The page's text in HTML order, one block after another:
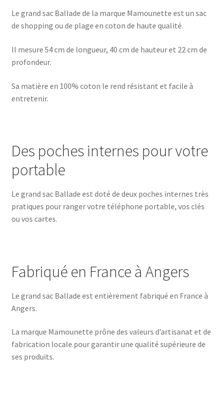
Le grand sac Ballade de la marque Mamounette est un sac
de shopping ou de plage en coton de haute qualité.
Il mesure 54 cm de longueur, 40 cm de hauteur et 22 cm de
profondeur.
Sa matière en 100% coton le rend résistant et facile à
entretenir.
Des poches internes pour votre
portable
Le grand sac Ballade est doté de deux poches internes très
pratiques pour ranger votre téléphone portable, vos clés
ou vos cartes.
Fabriqué en France à Angers
Le grand sac Ballade est entièrement fabriqué en France à
Angers.
La marque Mamounette prône des valeurs d’artisanat et de
fabrication locale pour garantir une qualité supérieure de
ses produits.